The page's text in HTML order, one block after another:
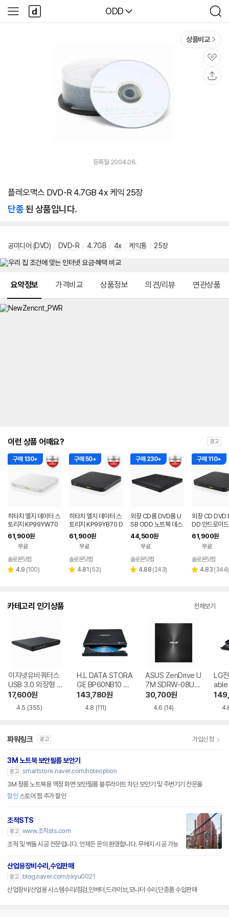
다나와
ODD
검
색
사
이
다
나
와
상품비교
관
심
등록월 2004.06.
플레오맥스 DVD-R 4.7GB 4x 케익 25장
단종된 상품입니다.
공미디어 (DVD) / DVD-R / 4.7GB / 4x / 케익통 / 25장
요약정보 가격비교 상품정보 의견/리뷰 연관상품
이런 상품 어때요? 광고
구매 130+
히타치 엘지 데이터 스
토리지 KP99YW70
DVD 화이트 외장OD
D CD DVD 리핑 안드
로이드
61,900원
무료
페이
솔로몬닷컴
별 4.9 리
(100)
구매 50+
히타치 엘지 데이터 스
토리지 KP99YB70 D
VD 블랙 외장ODD C
D DVD 리핑 안드로이
61,900원
무료
페이
솔로몬닷컴
별 4.81 리
(53)
구매 230+
외장 CD롬 DVD롬 U
SB ODD 노트북 데스
크탑 맥 호환 블랙 히타
치엘지 GP62NB60
44,500원
무료
페이
솔로몬닷컴
별 4.88 리
(243)
구매 110+
외장 CD DVD
DD 안드로이
트폰 지원
블랙 히타치엘
9YB70
61,900원
무료
솔로몬닷컴
별 4.83 리
(344)
카테고리 인기상품 전체보기
이지넷유비쿼터스
USB 3.0 외장형 D
VD-RW NEXT-20
0DVD-RW
17,600원
4.5 (355)
H.L DATA STORA
GE BP60NB10 블
루레이 외장ODD
143,780원
4.8 (111)
ASUS ZenDrive U
7M SDRW-08U7
M-U-B
30,700원
4.6 (14)
LG
able
파워링크 광고 가입신청
3M 노트북 보안필름 보안기
광고 smartstore.naver.com/noteoption
3M 정품 노트북용 액정 화면 보안필름 블루라이트 차단 보안기 및 주변기기 전문몰
할인 스토어 찜 추가 할인
조적STS
광고 www.조적sts.com
조적 및 벽돌 시공 전문입니다. 언제든 문의 환영합니다. 무메지 시공 가능
산업용장비수리,수입판매
광고
blog.naver.com/skyu0021
산업장비/산업용 시스템수리/점검,인버터,드라이브,모니터 수리,단종품 수입판매